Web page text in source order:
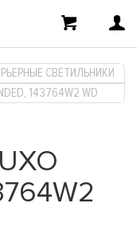
СВЕТИЛЬНИКИ
143764W2 WD